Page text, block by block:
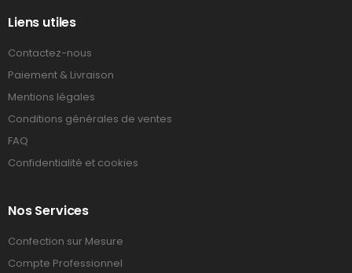
Liens utiles
Contactez-nous
Paiement & Livraison
Mentions légales
Conditions générales de ventes
FAQ
Confidentialité et cookies
Nos Services
Confection sur Mesure
Compte Professionnel